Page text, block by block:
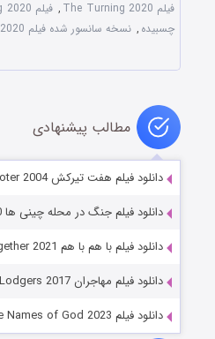
فیلم The Turning 2020 ,
چسبیده , نسخه سانسور شده فیلم The Turning 2020
مطالب پیشنهادی
دانلود فیلم هفت تیرکش Six Shooter 2004
دانلود فیلم جنگ در محله چینی ها Wars in Chinatown 2020
دانلود فیلم با هم با هم Together Together 2021
دانلود فیلم مهاجران The Lodgers 2017
دانلود فیلم All the Names of God 2023